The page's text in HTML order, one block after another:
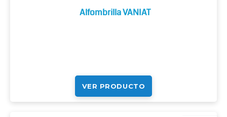
Alfombrilla VANIAT
VER PRODUCTO